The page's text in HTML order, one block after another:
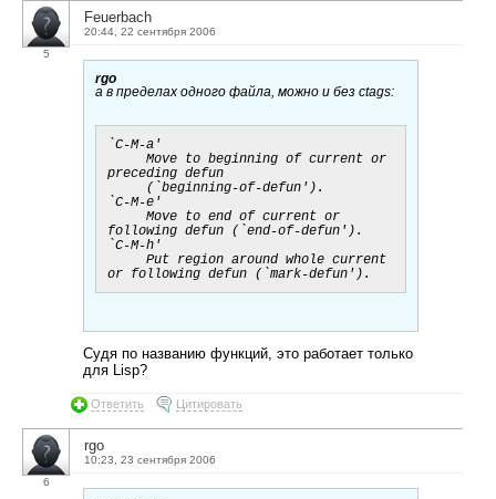
5
Feuerbach
20:44, 22 сентября 2006
rgo
а в пределах одного файла, можно и без ctags:
`C-M-a'
preceding defun
`C-M-e'
following defun (`end-of-defun').
`C-M-h'
Судя по названию функций, это работает только
для Lisp?
Ответить Цитировать
6
rgo
10:23, 23 сентября 2006